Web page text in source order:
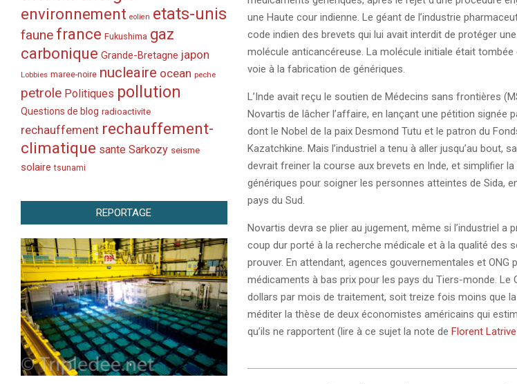
une Haute cour indienne. Le géant de l’industrie
code indien des brevets qui lui avait interdit de protéger
molécule anticancéreuse. La molécule initiale était
voie à la fabrication de génériques.
L’Inde avait reçu le soutien de Médecins sans frontières
Novartis de lâcher l’affaire, en lançant une pétition signée
dont le Nobel de la paix Desmond Tutu et le patron du
Kazatchkine. Mais l’industriel a tenu à aller jusqu’au bout,
devrait freiner la course aux brevets en Inde, et simplifier
génériques pour soigner les personnes atteintes de Sida,
pays du Sud.
Novartis devra se plier au jugement, même si l’industriel a
coup dur porté à la recherche médicale et à la qualité des
prouver. En attendant, agences gouvernementales et ONG
médicaments à bas prix pour les pays du Tiers-monde. Le
dollars par mois de traitement, soit treize fois moins que
méditer la thèse de deux économistes américains qui
qu’ils ne rapportent (lire à ce sujet la note de Florent Latrive
environnement eolien etats-unis
faune france Fukushima gaz
carbonique Grande-Bretagne japon
Lobbies maree-noire nucleaire ocean peche
petrole Politiques pollution
Questions de blog radioactivite
rechauffement rechauffement-
climatique sante Sarkozy seisme
solaire tsunami
REPORTAGE